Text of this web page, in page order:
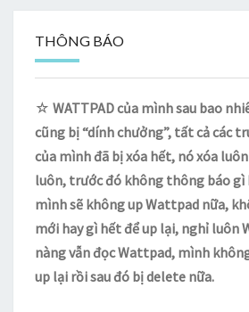
THÔNG BÁO
☆ WATTPAD của mình sau bao
cũng bị “dính chưởng”, tất cả các
của mình đã bị xóa hết, nó xóa
luôn, trước đó không thông báo gì
mình sẽ không up Wattpad nữa,
mới hay gì hết để up lại, nghỉ luôn
nàng vẫn đọc Wattpad, mình
up lại rồi sau đó bị delete nữa.